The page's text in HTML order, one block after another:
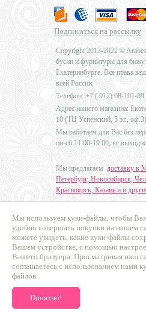
Мы используем куки-файлы, чтобы
удобно совершать покупки на нашем
можете увидеть, какие куки-файлы
Вашем устройстве, с помощью
Вашего бразуера. Просматривая наш
соглашаетесь с использованием нами
файлов.
Понятно!
Подписаться на рассылку
Copyright 2013-2022 ©
бусин и фурнитуры для
Екатеринбурге. Все права
всей России.
Телефон: +7 ( 912) 68-191-89
Адрес нашего магазина:
10 (ТЦ Успенский, 5 эт.,
Мы работаем для Вас без
пн-сб 11:00-19:00, вс
Мы предлагаем доставку в
Петербург, Новосибирск,
Красноярск, Казань и в
Дизайн - Наталья Мальцева
Продвижение сайтов
Промо Эксперт